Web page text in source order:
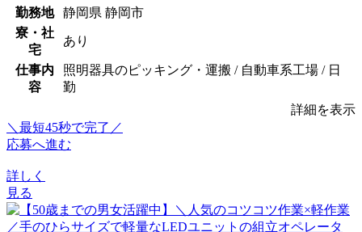
勤務地
静岡県 静岡市
寮・社
宅
あり
仕事内
容
照明器具のピッキング・運搬 / 自動車系工場 / 日
勤
詳細を表示
＼最短45秒で完了／
応募へ進む
詳しく
見る